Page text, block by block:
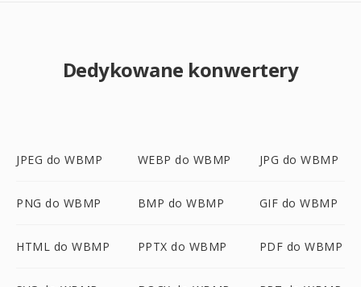
Dedykowane konwertery
JPEG do WBMP WEBP do WBMP JPG do WBMP
PNG do WBMP BMP do WBMP GIF do WBMP
HTML do WBMP PPTX do WBMP PDF do WBMP